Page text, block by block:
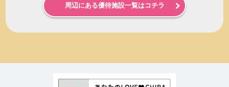
周辺にある優待施設一覧はコチラ